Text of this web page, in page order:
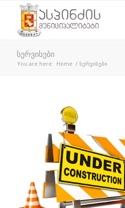
სერვისები
You are here: Home / სერვისები